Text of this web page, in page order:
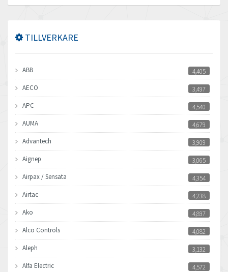
TILLVERKARE
ABB
4,405
AECO
3,497
APC
4,540
AUMA
4,679
Advantech
3,909
Aignep
3,065
Airpax / Sensata
4,354
Airtac
4,238
Ako
4,897
Alco Controls
4,082
Aleph
3,132
Alfa Electric
4,572